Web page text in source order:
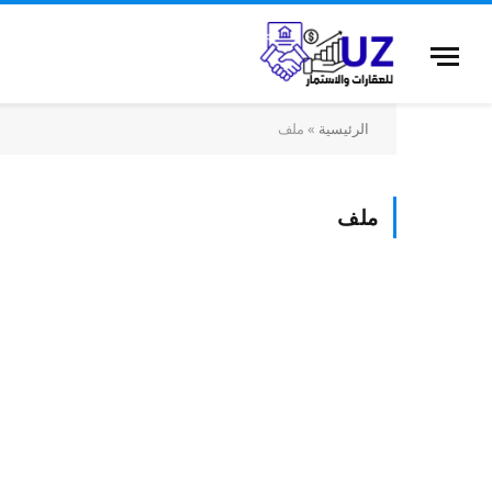
الرئيسية » ملف
ملف